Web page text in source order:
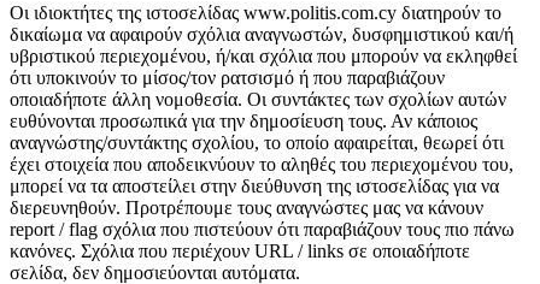
Οι ιδιοκτήτες της ιστοσελίδας www.politis.com.cy διατηρούν το
δικαίωμα να αφαιρούν σχόλια αναγνωστών, δυσφημιστικού και/ή
υβριστικού περιεχομένου, ή/και σχόλια που μπορούν να εκληφθεί
ότι υποκινούν το μίσος/τον ρατσισμό ή που παραβιάζουν
οποιαδήποτε άλλη νομοθεσία. Οι συντάκτες των σχολίων αυτών
ευθύνονται προσωπικά για την δημοσίευση τους. Αν κάποιος
αναγνώστης/συντάκτης σχολίου, το οποίο αφαιρείται, θεωρεί ότι
έχει στοιχεία που αποδεικνύουν το αληθές του περιεχομένου του,
μπορεί να τα αποστείλει στην διεύθυνση της ιστοσελίδας για να
διερευνηθούν. Προτρέπουμε τους αναγνώστες μας να κάνουν
report / flag σχόλια που πιστεύουν ότι παραβιάζουν τους πιο πάνω
κανόνες. Σχόλια που περιέχουν URL / links σε οποιαδήποτε
σελίδα, δεν δημοσιεύονται αυτόματα.